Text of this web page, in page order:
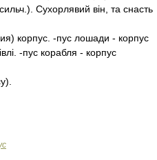
Сухорлявий він, та снасть
корпус. -пус лошади - корпус
-пус корабля - корпус